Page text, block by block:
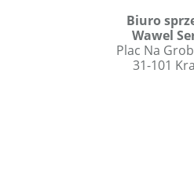
Biuro
Wawel
Plac Na
31-101